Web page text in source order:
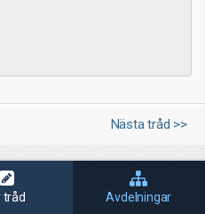
Nästa tråd >>
tråd Avdelningar